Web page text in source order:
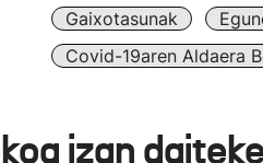
Gaixotasunak
Covid-19aren Aldaera
izan